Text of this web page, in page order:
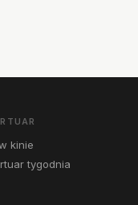
kinie
tygodnia